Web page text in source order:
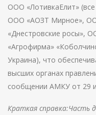
ООО «ЛотивкаЕлит»
ООО «АОЗТ Мирное»,
«Днестровские росы»,
«Агрофирма»
Украина), что
высших органах
сообщении АМКУ от 29
Краткая справка:Часть